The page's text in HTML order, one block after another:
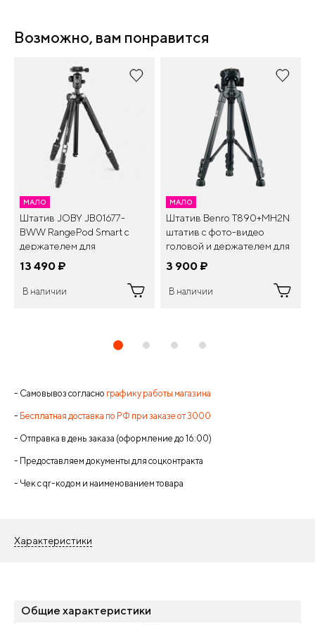
Возможно, вам понравится
МАЛО
Штатив JOBY JB01677-
BWW RangePod Smart с
держателем для
смартфона. Черный
13 490 ¤
В наличии
МАЛО
Штатив Benro T890+MH2N
штатив c фото-видео
головой и держателем для
смартфона
3 900 ¤
В наличии
- Самовывоз согласно графику работы магазина
- Бесплатная доставка по РФ при заказе от 3000
- Отправка в день заказа (оформление до 16:00)
- Предоставляем документы для соцконтракта
- Чек с qr-кодом и наименованием товара
Характеристики
Общие характеристики